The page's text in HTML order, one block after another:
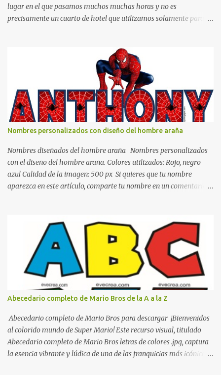
lugar en el que pasamos muchos muchas horas y no es
precisamente un cuarto de hotel que utilizamos solamente para
cómodo y también para nuestra vista. Te mostramos algunas
sugerencias que pueden brindar la elegancia y estilo que buscas
para tu dormitorio. El color naranja es una buena opción para
recibir esa luz y felicidad que todo ser humano necesita. El color
blanco es ideal para lograr el relax total, es un color que va con
todo y además es color bastante limpio que te dará esa sensación
de calidez. Los colores terra son excelentes para usar en el
dormitorio nos brinda esa sensación de tranquilidad y confort. El
color gris es un color muy relajante y por lo tanto entra en la lista
de colo...
Nombres personalizados con diseño del hombre araña
Nombres diseñados del hombre araña Nombres personalizados
con el diseño del hombre araña. Colores utilizados: Rojo, negro
azul Calidad de la imagen: 500 px Si quieres que tu nombre
aparezca en este artículo, comparte tu nombre en un comentario y
decorar el dormitorio con pósters Cama con diseño de ring de
boxeo Ideas para decoraciones de fiestas infantiles Cosas bonitas
que se pueden hacer con gomas de coche
Abecedario completo de Mario Bros de la A a la Z
Abecedario completo de Mario Bros para descargar ¡Bienvenidos
al colorido mundo de Super Mario! Este recurso visual, titulado
Abecedario completo de Mario Bros letras de colores .jpg, captura
la esencia vibrante y lúdica de una de las franquicias más icónicas